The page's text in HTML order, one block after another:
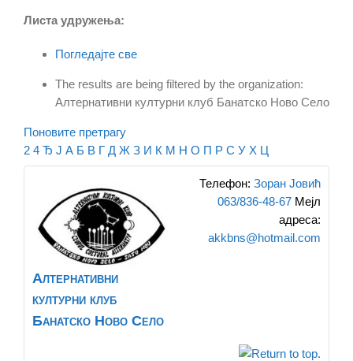
Листа удружења:
Погледајте све
The results are being filtered by the organization:
Алтернативни културни клуб Банатско Ново Село
Поновите претрагу
2 4 Ђ Ј А Б В Г Д Ж З И К М Н О П Р С У Х Ц
Алтернативни
културни клуб
Банатско Ново Село
Телефон: Зоран Јовић
063/836-48-67 Мејл
адреса:
akkbns@hotmail.com